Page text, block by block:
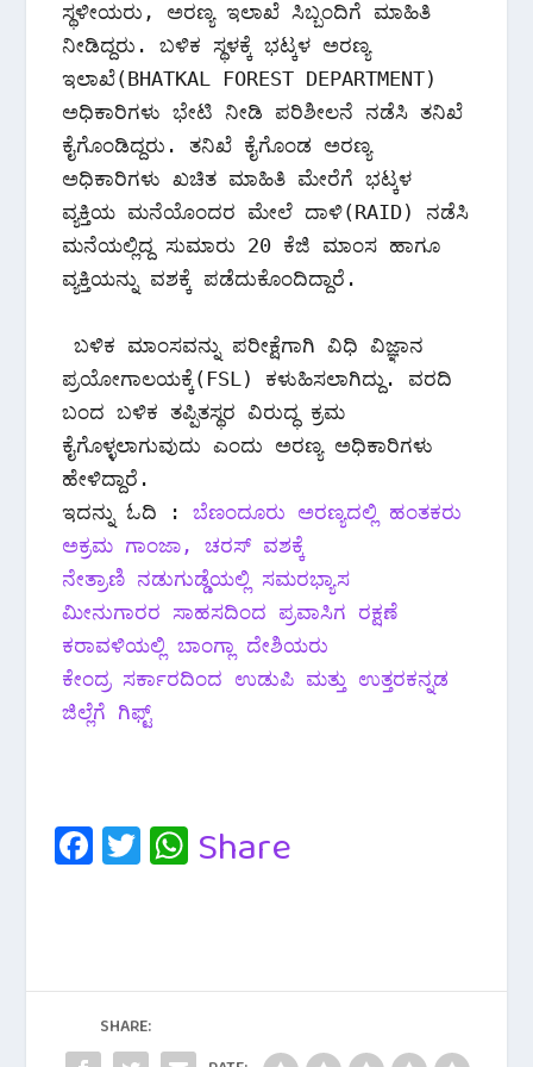
ಸ್ಥಳೀಯರು, ಅರಣ್ಯ ಇಲಾಖೆ ಸಿಬ್ಬಂದಿಗೆ ಮಾಹಿತಿ
ನೀಡಿದ್ದರು. ಬಳಿಕ ಸ್ಥಳಕ್ಕೆ ಭಟ್ಕಳ ಅರಣ್ಯ
ಇಲಾಖೆ(BHATKAL FOREST DEPARTMENT)
ಅಧಿಕಾರಿಗಳು ಭೇಟಿ ನೀಡಿ ಪರಿಶೀಲನೆ ನಡೆಸಿ ತನಿಖೆ
ಕೈಗೊಂಡಿದ್ದರು. ತನಿಖೆ ಕೈಗೊಂಡ ಅರಣ್ಯ
ಅಧಿಕಾರಿಗಳು ಖಚಿತ ಮಾಹಿತಿ ಮೇರೆಗೆ ಭಟ್ಕಳ
ವ್ಯಕ್ತಿಯ ಮನೆಯೊಂದರ ಮೇಲೆ ದಾಳಿ(RAID) ನಡೆಸಿ
ಮನೆಯಲ್ಲಿದ್ದ ಸುಮಾರು 20 ಕೆಜಿ ಮಾಂಸ ಹಾಗೂ
ವ್ಯಕ್ತಿಯನ್ನು ವಶಕ್ಕೆ ಪಡೆದುಕೊಂದಿದ್ದಾರೆ.
ಬಳಿಕ ಮಾಂಸವನ್ನು ಪರೀಕ್ಷೆಗಾಗಿ ವಿಧಿ ವಿಜ್ಞಾನ
ಪ್ರಯೋಗಾಲಯಕ್ಕೆ(FSL) ಕಳುಹಿಸಲಾಗಿದ್ದು. ವರದಿ
ಬಂದ ಬಳಿಕ ತಪ್ಪಿತಸ್ಥರ ವಿರುದ್ಧ ಕ್ರಮ
ಕೈಗೊಳ್ಳಲಾಗುವುದು ಎಂದು ಅರಣ್ಯ ಅಧಿಕಾರಿಗಳು
ಹೇಳಿದ್ದಾರೆ.
ಇದನ್ನು ಓದಿ : ಬೆಣಂದೂರು ಅರಣ್ಯದಲ್ಲಿ ಹಂತಕರು
ಅಕ್ರಮ ಗಾಂಜಾ, ಚರಸ್ ವಶಕ್ಕೆ
ನೇತ್ರಾಣಿ ನಡುಗುಡ್ಡೆಯಲ್ಲಿ ಸಮರಭ್ಯಾಸ
ಮೀನುಗಾರರ ಸಾಹಸದಿಂದ ಪ್ರವಾಸಿಗ ರಕ್ಷಣೆ
ಕರಾವಳಿಯಲ್ಲಿ ಬಾಂಗ್ಲಾ ದೇಶಿಯರು
ಕೇಂದ್ರ ಸರ್ಕಾರದಿಂದ ಉಡುಪಿ ಮತ್ತು ಉತ್ತರಕನ್ನಡ
ಜಿಲ್ಲೆಗೆ ಗಿಫ್ಟ್
Fa
c
o
o
T
wi
W
A
p
Share
SHARE: